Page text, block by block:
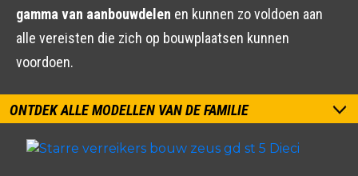
gamma van aanbouwdelen en kunnen zo voldoen aan
alle vereisten die zich op bouwplaatsen kunnen
voordoen.
ONTDEK ALLE MODELLEN VAN DE FAMILIE